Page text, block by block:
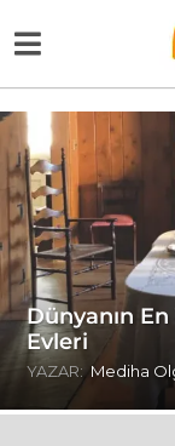
Dünyanın En
Evleri
YAZAR: Mediha